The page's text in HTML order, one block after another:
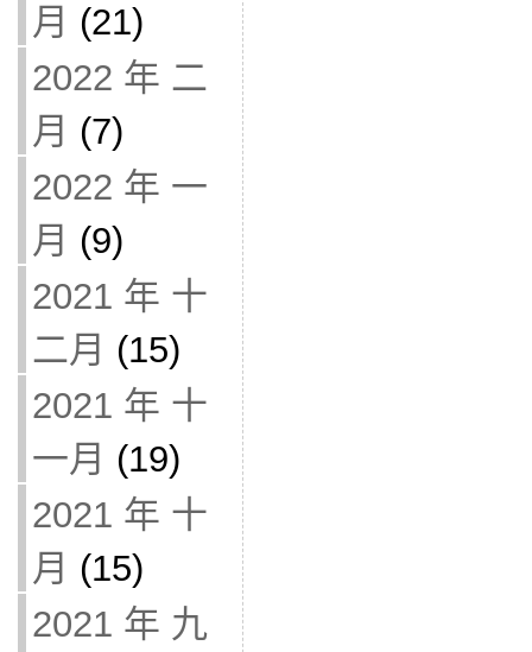
月 (21)
2022 年 二
月 (7)
2022 年 一
月 (9)
2021 年 十
二月 (15)
2021 年 十
一月 (19)
2021 年 十
月 (15)
2021 年 九